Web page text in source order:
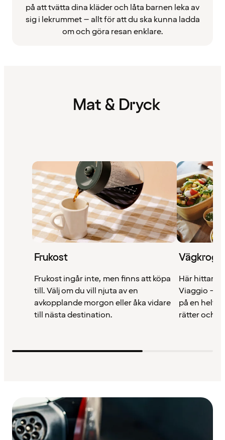
på att tvätta dina kläder och låta barnen leka av
sig i lekrummet – allt för att du ska kunna ladda
om och göra resan enklare.
Mat & Dryck
Frukost
Frukost ingår inte, men finns att köpa
till. Välj om du vill njuta av en
avkopplande morgon eller åka vidare
till nästa destination.
Vägkrog
Här hittar
Viaggio –
på en helt
rätter och